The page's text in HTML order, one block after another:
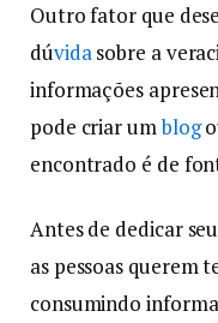
Outro fator que
dúvidasobre a
informações
pode criar umblog
encontrado é de
Antes de dedicar
as pessoas querem
consumindo